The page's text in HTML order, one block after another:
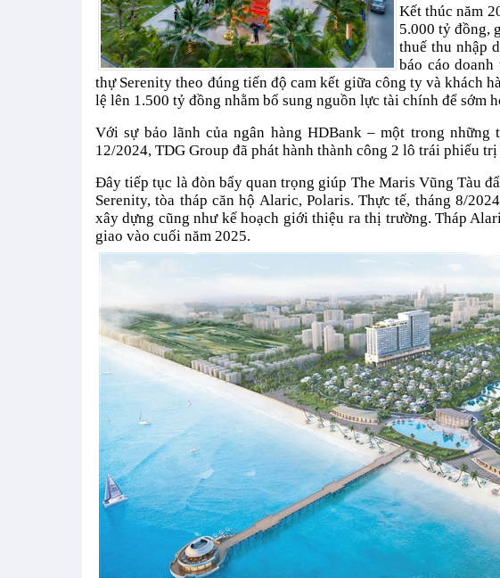
Kết thúc năm
5.000 tỷ đồng,
thuế thu nhập
báo cáo
thự Serenity theo đúng tiến độ cam kết giữa công ty và khách
lệ lên 1.500 tỷ đồng nhằm bổ sung nguồn lực tài chính để sớm
Với sự bảo lãnh của ngân hàng HDBank – một trong
12/2024, TDG Group đã phát hành thành công 2 lô trái phiếu
Đây tiếp tục là đòn bẩy quan trọng giúp The Maris Vũng Tàu
Serenity, tòa tháp căn hộ Alaric, Polaris. Thực tế, tháng 8/
xây dựng cũng như kế hoạch giới thiệu ra thị trường. Tháp
giao vào cuối năm 2025.